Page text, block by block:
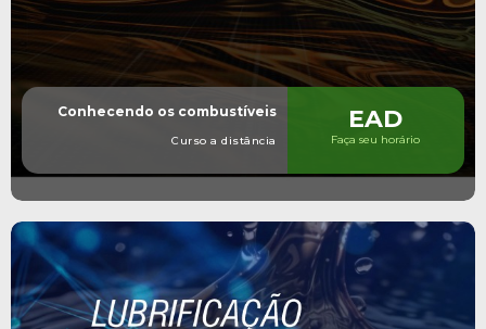
Conhecendo os combustíveis
Curso a distância
EAD
Faça seu horário